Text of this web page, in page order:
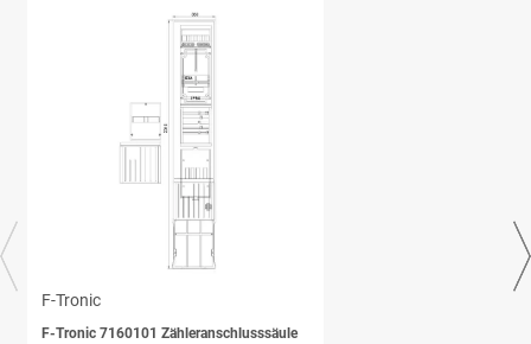
F-Tronic
F-Tronic 7160101 Zähleranschlusssäule